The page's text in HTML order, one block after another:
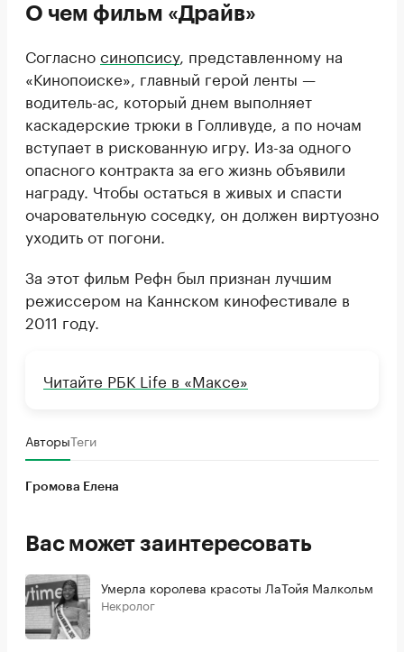
О чем фильм «Драйв»
Согласносинопсису, представленному на
«Кинопоиске», главный герой ленты —
водитель-ас, который днем выполняет
каскадерские трюки в Голливуде, а по ночам
вступает в рискованную игру. Из-за одного
опасного контракта за его жизнь объявили
награду. Чтобы остаться в живых и спасти
очаровательную соседку, он должен виртуозно
уходить от погони.
За этот фильм Рефн был признан лучшим
режиссером на Каннском кинофестивале в
2011 году.
Читайте РБК Life в «Максе»
АвторыТеги
Громова Елена
Вас может заинтересовать
Умерла королева красоты ЛаТойя Малкольм
Некролог